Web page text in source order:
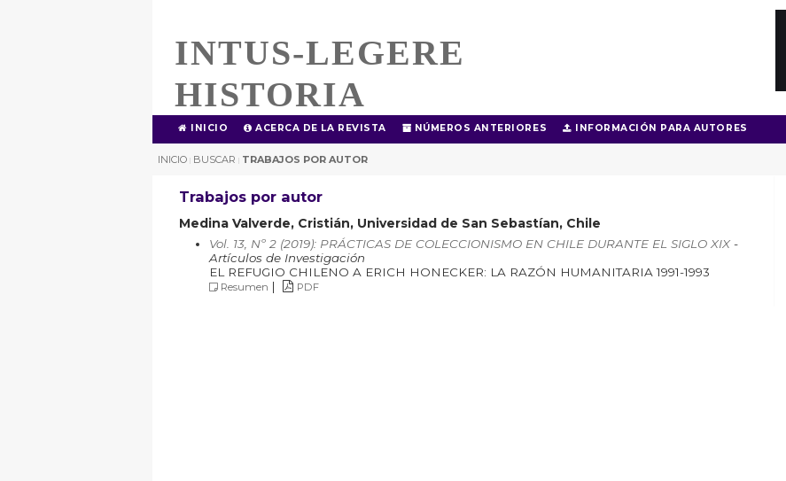
INTUS-LEGERE
HISTORIA
INICIO ACERCA DE LA REVISTA NÚMEROS ANTERIORES INFORMACIÓN PARA AUTORES
INICIO | BUSCAR | TRABAJOS POR AUTOR
Trabajos por autor
Medina Valverde, Cristián, Universidad de San Sebastían, Chile
Vol. 13, Nº 2 (2019): PRÁCTICAS DE COLECCIONISMO EN CHILE DURANTE EL SIGLO XIX-
Artículos de Investigación
EL REFUGIO CHILENO A ERICH HONECKER: LA RAZÓN HUMANITARIA 1991-1993
Resumen | PDF